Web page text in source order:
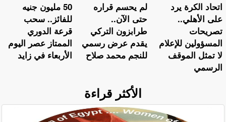
50 مليون جنيه
للفائز.. سحب
قرعة الدوري
الممتاز عصر اليوم
الأربعاء في زايد
لم يحسم قراره
حتى الآن..
طرابزون التركي
يقدم عرض رسمي
للنجم محمد صلاح
اتحاد الكرة يرد
على الأهلي..
تصريحات
المسؤولين للإعلام
لا تمثل الموقف
الرسمي
الأكثر قراءة